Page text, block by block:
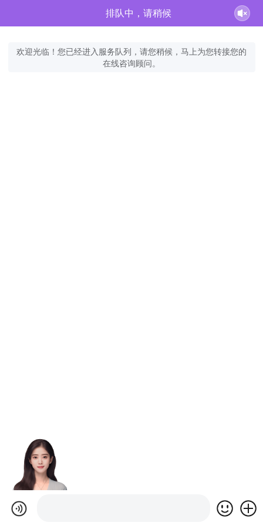
排队中，请稍候
欢迎光临！您已经进入服务队列，请您稍候，马上为您转接您的
在线咨询顾问。